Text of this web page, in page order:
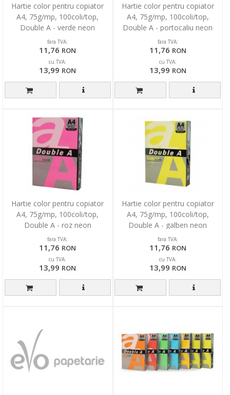
Hartie color pentru copiator
A4, 75g/mp, 100coli/top,
Double A - verde neon
fara TVA:
11,76 RON
cu TVA:
13,99 RON
Hartie color pentru copiator
A4, 75g/mp, 100coli/top,
Double A - portocaliu neon
fara TVA:
11,76 RON
cu TVA:
13,99 RON
Hartie color pentru copiator
A4, 75g/mp, 100coli/top,
Double A - roz neon
fara TVA:
11,76 RON
cu TVA:
13,99 RON
Hartie color pentru copiator
A4, 75g/mp, 100coli/top,
Double A - galben neon
fara TVA:
11,76 RON
cu TVA:
13,99 RON